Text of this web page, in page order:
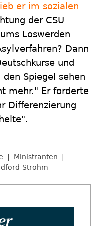
er im sozialen
der CSU
Loswerden
Dann
und
Spiegel sehen
mehr." Er forderte
Differenzierung
Ministranten
Strohm